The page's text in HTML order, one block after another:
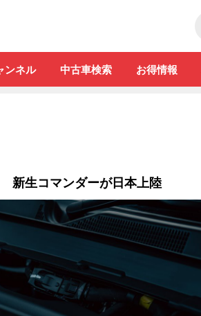
ンネル 中古車検索 お得情報
新生コマンダーが日本上陸